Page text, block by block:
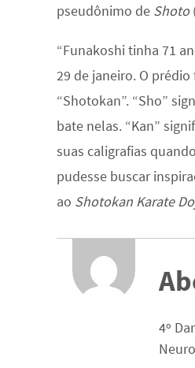
pseudônimo de Shoto
“Funakoshi tinha 71
29 de janeiro. O
“Shotokan”. “Sho”
bate nelas. “Kan”
suas caligrafias
pudesse buscar
ao Shotokan Karate
4º